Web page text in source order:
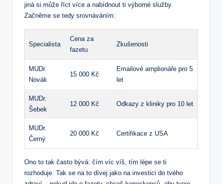
jiná si může říct více a nabídnout ti výborné služby.
Začněme se tedy srovnáváním:
Specialista
Cena za
fazetu
Zkušenosti
MUDr.
Novák
15 000 Kč
Emailové amplionáře pro 5
let
MUDr.
Šebek
12 000 Kč Odkazy z kliniky pro 10 let
MUDr.
Černý
20 000 Kč Certifikace z USA
Ono to tak často bývá: čím víc víš, tím lépe se ti
rozhoduje. Tak se na to dívej jako na investici do tvého